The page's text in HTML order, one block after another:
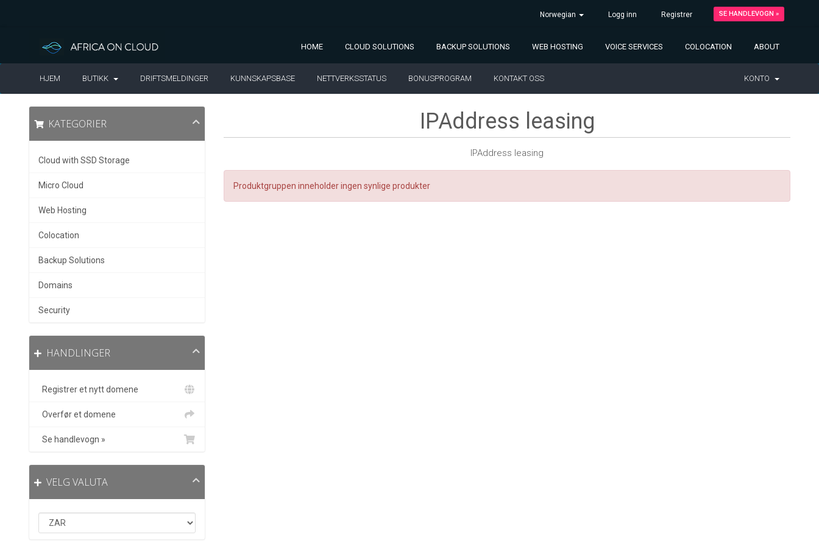
Norwegian Logg inn Registrer SE HANDLEVOGN »
HOME CLOUD SOLUTIONS BACKUP SOLUTIONS WEB HOSTING VOICE SERVICES COLOCATION ABOUT
HJEM BUTIKK DRIFTSMELDINGER KUNNSKAPSBASE NETTVERKSSTATUS BONUSPROGRAM KONTAKT OSS KONTO
KATEGORIER
Cloud with SSD Storage
Micro Cloud
Web Hosting
Colocation
Backup Solutions
Domains
Security
HANDLINGER
Registrer et nytt domene
Overfør et domene
Se handlevogn »
VELG VALUTA
IPAddress leasing
IPAddress leasing
Produktgruppen inneholder ingen synlige produkter